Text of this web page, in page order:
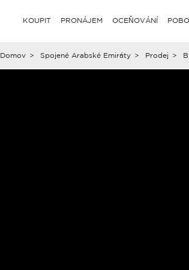
KOUPIT PRONÁJEM OCEŇOVÁNÍ
Domov > Spojené Arabské Emiráty > Prodej >